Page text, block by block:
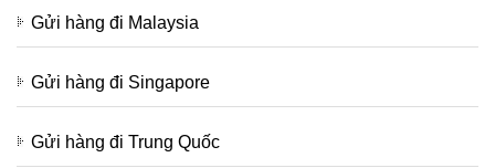
Gửi hàng đi Malaysia
Gửi hàng đi Singapore
Gửi hàng đi Trung Quốc